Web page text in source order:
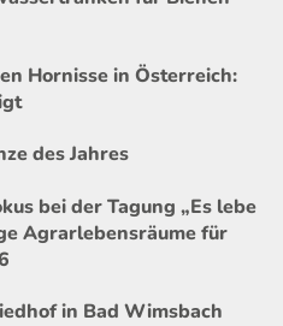
Hornisse in Österreich:
des Jahres
bei der Tagung „Es lebe
Agrarlebensräume für
in Bad Wimsbach